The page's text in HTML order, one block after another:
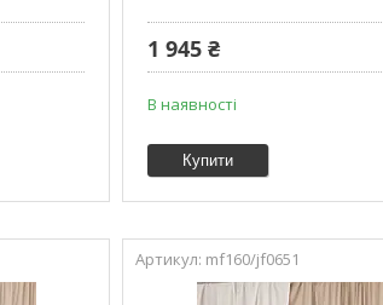
1 945 ₴
В наявності
Купити
mf160/jf0651